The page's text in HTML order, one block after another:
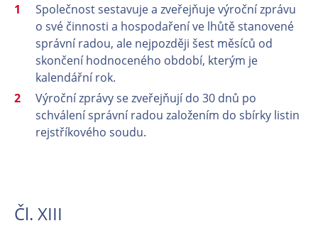
Společnost sestavuje a zveřejňuje výroční zprávu
o své činnosti a hospodaření ve lhůtě stanovené
správní radou, ale nejpozději šest měsíců od
skončení hodnoceného období, kterým je
kalendářní rok.
Výroční zprávy se zveřejňují do 30 dnů po
schválení správní radou založením do sbírky listin
rejstříkového soudu.
Čl. XIII